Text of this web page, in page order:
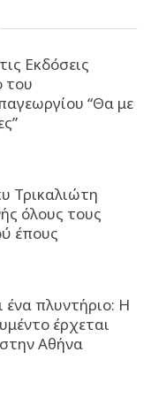
Εκδόσεις
του
“Θα με
Τρικαλιώτη
όλους τους
έπους
ένα πλυντήριο: Η
έρχεται
Αθήνα